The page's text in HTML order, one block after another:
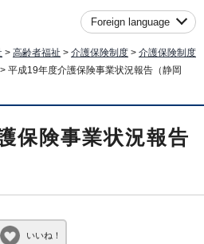
Foreign language
> 高齢者福祉 > 介護保険制度 > 介護保険制度
> 平成19年度介護保険事業状況報告（静岡
保険事業状況報告
いいね！